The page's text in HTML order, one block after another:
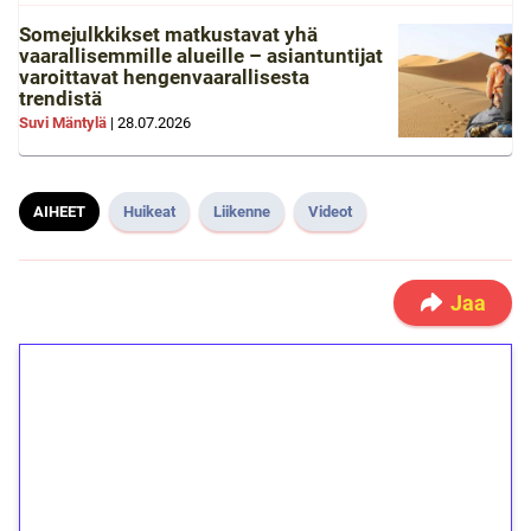
Somejulkkikset matkustavat yhä
vaarallisemmille alueille – asiantuntijat
varoittavat hengenvaarallisesta
trendistä
Suvi Mäntylä | 28.07.2026
AIHEET Huikeat Liikenne Videot
Jaa